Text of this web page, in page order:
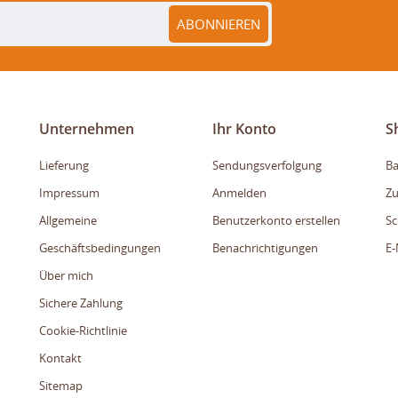
ABONNIEREN
Unternehmen
Lieferung
Impressum
Allgemeine
Geschäftsbedingungen
Über mich
Sichere Zahlung
Cookie-Richtlinie
Kontakt
Sitemap
Ihr Konto
Sendungsverfolgung
Anmelden
Benutzerkonto erstellen
Benachrichtigungen